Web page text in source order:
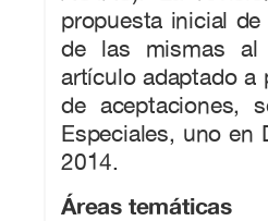
propuesta inicial
de las mismas al
artículo adaptado a
de aceptaciones,
Especiales, uno en
2014.
Áreas temáticas